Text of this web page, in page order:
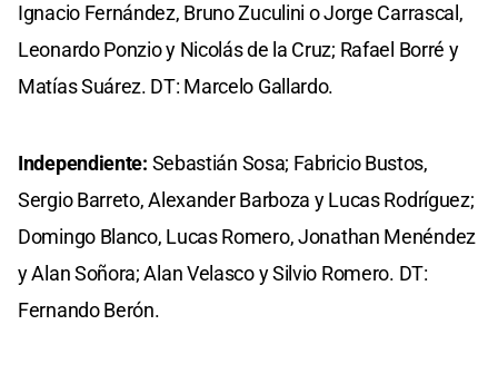
Ignacio Fernández, Bruno Zuculini o Jorge Carrascal,
Leonardo Ponzio y Nicolás de la Cruz; Rafael Borré y
Matías Suárez. DT: Marcelo Gallardo.
Independiente: Sebastián Sosa; Fabricio Bustos,
Sergio Barreto, Alexander Barboza y Lucas Rodríguez;
Domingo Blanco, Lucas Romero, Jonathan Menéndez
y Alan Soñora; Alan Velasco y Silvio Romero. DT:
Fernando Berón.